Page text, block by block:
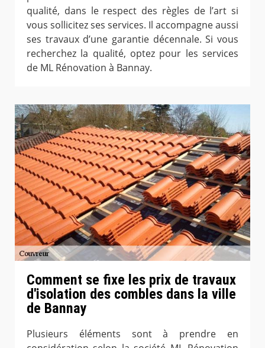
qualité, dans le respect des règles de l’art si
vous sollicitez ses services. Il accompagne aussi
ses travaux d’une garantie décennale. Si vous
recherchez la qualité, optez pour les services
de ML Rénovation à Bannay.
Comment se fixe les prix de travaux
d'isolation des combles dans la ville
de Bannay
Plusieurs éléments sont à prendre en